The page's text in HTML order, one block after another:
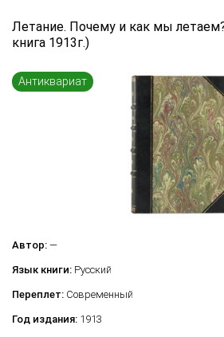
Летание. Почему и как мы
книга 1913г.)
Антиквариат
Автор: —
Язык книги: Русский
Переплет: Современный
Год издания: 1913